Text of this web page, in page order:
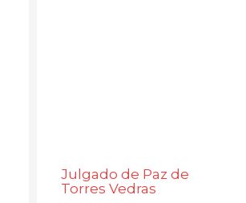
Julgado de Paz de
Torres Vedras